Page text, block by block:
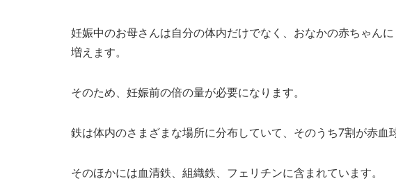
妊娠中のお母さんは自分の体内だけでなく、おなかの赤ちゃん
増えます。
そのため、妊娠前の倍の量が必要になります。
鉄は体内のさまざまな場所に分布していて、そのうち7割が赤血
そのほかには血清鉄、組織鉄、フェリチンに含まれています。